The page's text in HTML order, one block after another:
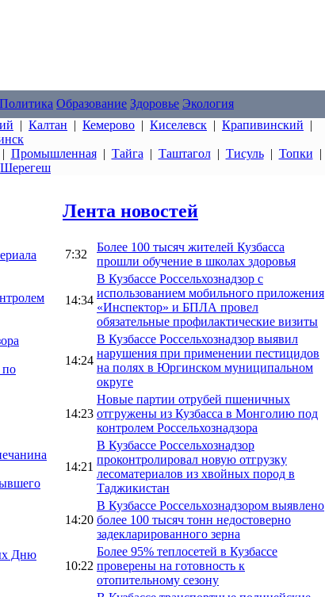
Политика Образование Здоровье Экология
| Калтан | Кемерово | Киселевск | Крапивинский |
Промышленная| Тайга | Таштагол| Тисуль| Топки |
Шерегеш
по
Дню
Лента новостей
7:32
Более 100 тысяч жителей Кузбасса
прошли обучение в школах здоровья
14:34
В Кузбассе Россельхознадзор с
использованием мобильного приложения
«Инспектор» и БПЛА провел
обязательные профилактические визиты
14:24
В Кузбассе Россельхознадзор выявил
нарушения при применении пестицидов
на полях в Юргинском муниципальном
округе
14:23
Новые партии отрубей пшеничных
отгружены из Кузбасса в Монголию под
контролем Россельхознадзора
14:21
В Кузбассе Россельхознадзор
проконтролировал новую отгрузку
лесоматериалов из хвойных пород в
Таджикистан
14:20
В Кузбассе Россельхознадзором выявлено
более 100 тысяч тонн недостоверно
задекларированного зерна
10:22
Более 95% теплосетей в Кузбассе
проверены на готовность к
отопительному сезону